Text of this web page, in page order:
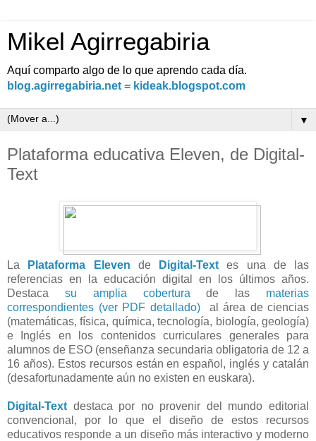
Mikel Agirregabiria
Aquí comparto algo de lo que aprendo cada día.
blog.agirregabiria.net = kideak.blogspot.com
▼
Plataforma educativa Eleven, de Digital-
Text
La Plataforma Eleven de Digital-Text es una de las
referencias en la educación digital en los últimos años.
Destaca su amplia cobertura de las materias
correspondientes (ver PDF detallado)al área de ciencias
(matemáticas, física, química, tecnología, biología, geología)
e Inglés en los contenidos curriculares generales para
alumnos de ESO (enseñanza secundaria obligatoria de 12 a
16 años). Estos recursos están en español, inglés y catalán
(desafortunadamente aún no existen en euskara).
Digital-Text destaca por no provenir del mundo editorial
convencional, por lo que el diseño de estos recursos
educativos responde a un diseño más interactivo y moderno